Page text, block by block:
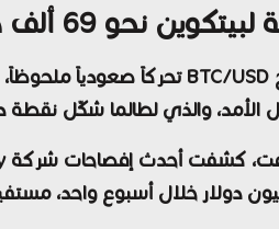
ألف دولار وسط تعزيزات ضخمة من سيلور
والذي لطالما شكّل نقطة